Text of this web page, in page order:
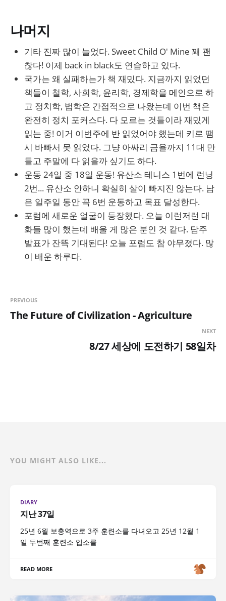
나머지
기타 진짜 많이 늘었다. Sweet Child O' Mine 꽤 괜
찮다! 이제 back in black도 연습하고 있다.
국가는 왜 실패하는가 책 재밌다. 지금까지 읽었던
책들이 철학, 사회학, 윤리학, 경제학을 메인으로 하
고 정치학, 법학은 간접적으로 나왔는데 이번 책은
완전히 정치 포커스다. 다 모르는 것들이라 재밌게
읽는 중! 이거 이번주에 반 읽었어야 했는데 키로 땜
시 바빠서 못 읽었다. 그냥 아싸리 금욜까지 11대 만
들고 주말에 다 읽을까 싶기도 하다.
운동 24일 중 18일 운동! 유산소 테니스 1번에 런닝
2번... 유산소 안하니 확실히 살이 빠지진 않는다. 남
은 일주일 동안 꼭 6번 운동하고 목표 달성한다.
포럼에 새로운 얼굴이 등장했다. 오늘 이런저런 대
화들 많이 했는데 배울 게 많은 분인 것 같다. 담주
발표가 잔뜩 기대된다! 오늘 포럼도 참 야무졌다. 많
이 배운 하루다.
PREVIOUS
The Future of Civilization - Agriculture
NEXT
8/27 세상에 도전하기 58일차
YOU MIGHT ALSO LIKE...
DIARY
지난 37일
25년 6월 보충역으로 3주 훈련소를 다녀오고 25년 12월 1
일 두번째 훈련소 입소를
READ MORE